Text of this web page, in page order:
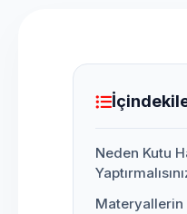
Neden Kutu
Materyallerin